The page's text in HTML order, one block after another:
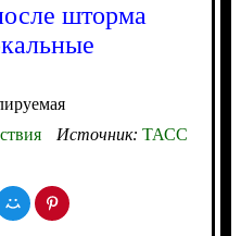
шторма
Источник: ТАСС